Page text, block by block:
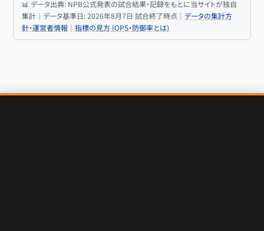
📊 データ出典: NPB公式発表の試合結果・記録をもとに当サイトが独自
集計｜データ基準日: 2026年8月7日 試合終了時点｜ データの集計方
針・運営者情報 ｜ 指標の見方 (OPS・防御率とは)